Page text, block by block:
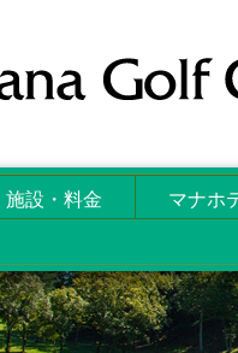
施設・料金 マナホ